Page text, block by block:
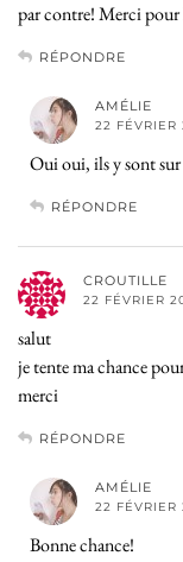
par contre! Merci pour
RÉPONDRE
AMÉLIE
22 FÉVRIER
Oui oui, ils y sont
RÉPONDRE
CROUTILLE
22 FÉVRIER
salut
je tente ma chance
merci
RÉPONDRE
AMÉLIE
22 FÉVRIER
Bonne chance!